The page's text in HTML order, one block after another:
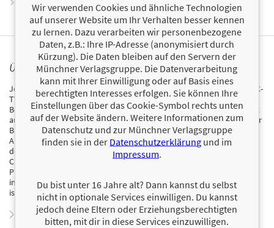
ÜBER JOHN J. MURPHY
John Murphy war sieben Jahre lang als Technischer Analyst für CNBC-
TV tätig und arbeitet seit über 30 Jahren professionell im
Börsengeschäft. Zu seinen international verlegten Fachbüchern zählt
auch Technische Analyse der Finanzmärkte, das als Standardwerk der
Branche gilt. Mit seinem zweiten größten Werk Intermarket Technical
Analysis aus dem Jahr 1991 schuf John Murphy einen neuen Zweig
der Technischen Analyse: die Intermarket-Analyse. Mittlerweile ist er
Chef der Abteilung Technische Analyse bei StockCharts.com und
Präsident des MurphyMorris ETF Fund. John Murphy tritt als Experte
in Fernsehshows auf, wie bei Bloomberg TV und CNN Moneyline, und
ist gefragter Autor für eine Reihe von Finanzpublikationen.
Zum Profil von John J. Murphy
Wir verwenden Cookies und ähnliche Technologien
auf unserer Website um Ihr Verhalten besser kennen
zu lernen. Dazu verarbeiten wir personenbezogene
Daten, z.B.: Ihre IP-Adresse (anonymisiert durch
Kürzung). Die Daten bleiben auf den Servern der
Münchner Verlagsgruppe. Die Datenverarbeitung
kann mit Ihrer Einwilligung oder auf Basis eines
berechtigten Interesses erfolgen. Sie können Ihre
Einstellungen über das Cookie-Symbol rechts unten
auf der Website ändern. Weitere Informationen zum
Datenschutz und zur Münchner Verlagsgruppe
finden sie in der Datenschutzerklärung und im
Impressum.
Du bist unter 16 Jahre alt? Dann kannst du selbst
nicht in optionale Services einwilligen. Du kannst
jedoch deine Eltern oder Erziehungsberechtigten
bitten, mit dir in diese Services einzuwilligen.